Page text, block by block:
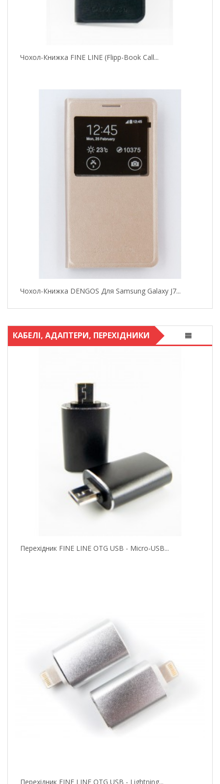
Чохол-Книжка FINE LINE (Flipp-Book Call...
Чохол-Книжка DENGOS Для Samsung Galaxy J7...
КАБЕЛІ, АДАПТЕРИ, ПЕРЕХІДНИКИ
Перехідник FINE LINE OTG USB - Micro-USB...
Перехідник FINE LINE OTG USB - Lightning...